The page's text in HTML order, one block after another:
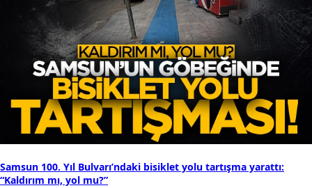
Samsun 100. Yıl Bulvarı’ndaki bisiklet yolu tartışma yarattı:
“Kaldırım mı, yol mu?”